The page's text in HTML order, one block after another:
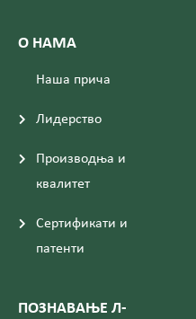
О НАМА
Наша прича
Лидерство
Производња и
квалитет
Сертификати и
патенти
ПОЗНАВАЊЕ Л-